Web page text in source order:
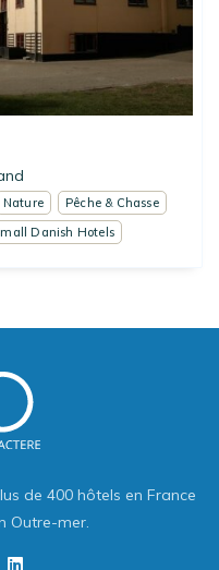
Nature
Pêche & Chasse
Danish Hotels
de 400 hôtels en France
Outre-mer.